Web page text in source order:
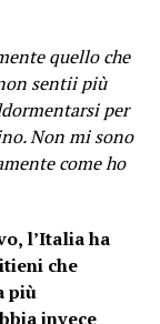
quello che
sentii più
per
Non mi sono
come ho
l’Italia ha
che
più
invece